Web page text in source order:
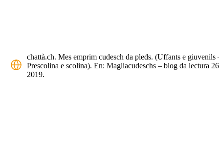
chattà.ch. Mes emprim cudesch da pleds. (Uffants e giuvenils
Prescolina e scolina). En: Magliacudeschs – blog da lectura
2019.